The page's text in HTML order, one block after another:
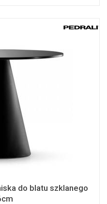
do blatu szklanego